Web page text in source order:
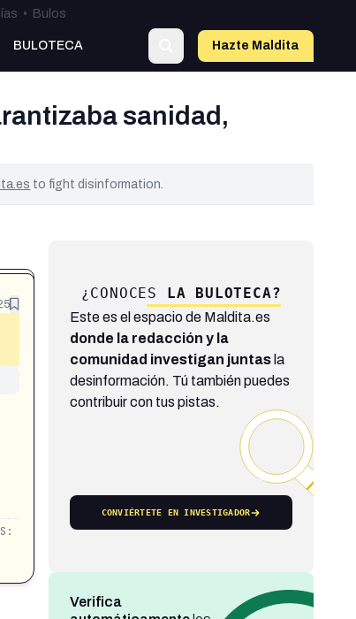
• Bulos
BULOTECA Hazte Maldita
sanidad,
to fight disinformation.
¿CONOCES LA BULOTECA?
Este es el espacio de Maldita.es
donde la redacción y la
comunidad investigan juntasla
desinformación. Tú también puedes
contribuir con tus pistas.
CONVIÉRTETE EN INVESTIGADOR
Verifica